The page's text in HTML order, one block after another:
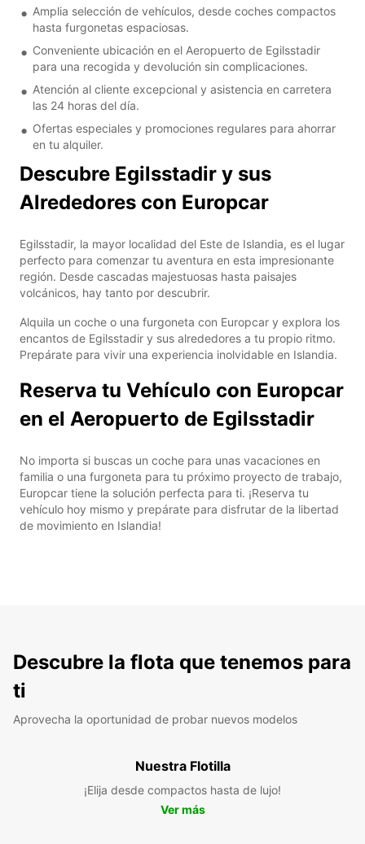
Amplia selección de vehículos, desde coches compactos
hasta furgonetas espaciosas.
Conveniente ubicación en el Aeropuerto de Egilsstadir
para una recogida y devolución sin complicaciones.
Atención al cliente excepcional y asistencia en carretera
las 24 horas del día.
Ofertas especiales y promociones regulares para ahorrar
en tu alquiler.
Descubre Egilsstadir y sus
Alrededores con Europcar
Egilsstadir, la mayor localidad del Este de Islandia, es el lugar
perfecto para comenzar tu aventura en esta impresionante
región. Desde cascadas majestuosas hasta paisajes
volcánicos, hay tanto por descubrir.
Alquila un coche o una furgoneta con Europcar y explora los
encantos de Egilsstadir y sus alrededores a tu propio ritmo.
Prepárate para vivir una experiencia inolvidable en Islandia.
Reserva tu Vehículo con Europcar
en el Aeropuerto de Egilsstadir
No importa si buscas un coche para unas vacaciones en
familia o una furgoneta para tu próximo proyecto de trabajo,
Europcar tiene la solución perfecta para ti. ¡Reserva tu
vehículo hoy mismo y prepárate para disfrutar de la libertad
de movimiento en Islandia!
Descubre la flota que tenemos para
ti
Aprovecha la oportunidad de probar nuevos modelos
Nuestra Flotilla
¡Elija desde compactos hasta de lujo!
Ver más